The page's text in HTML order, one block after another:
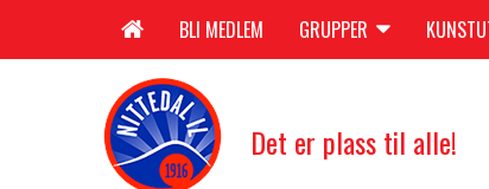
BLI MEDLEM GRUPPER
Det er plass til alle!